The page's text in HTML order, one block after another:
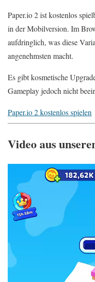
Paper.io 2 ist kostenlos
in der Mobilversion. Im
aufdringlich, was diese
angenehmsten macht.
Es gibt kosmetische
Gameplay jedoch nicht
Paper.io 2 kostenlos spielen
Video aus